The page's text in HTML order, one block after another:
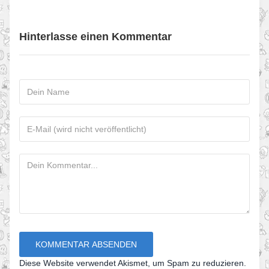
Hinterlasse einen Kommentar
Diese Website verwendet Akismet, um Spam zu reduzieren.